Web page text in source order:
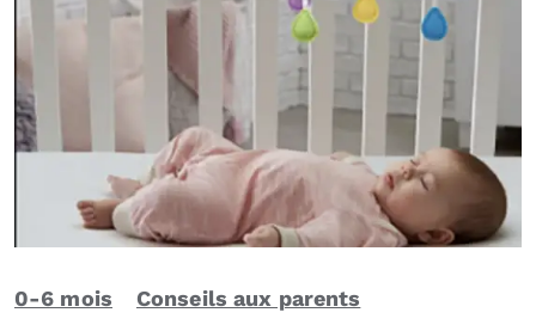
0-6 mois Conseils aux parents